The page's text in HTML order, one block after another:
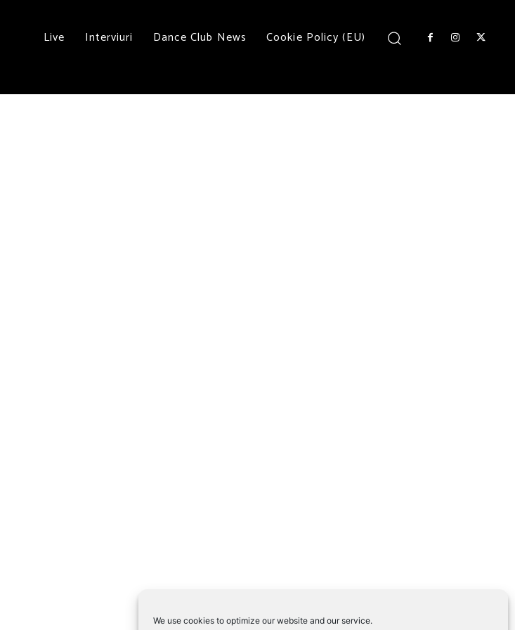
We use cookies to optimize our website and our service.
Live Interviuri Dance Club News Cookie Policy (EU)